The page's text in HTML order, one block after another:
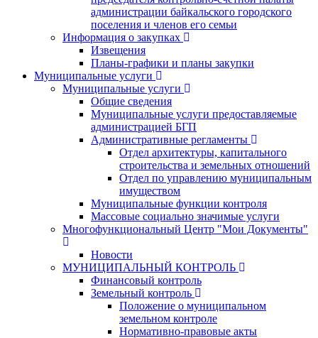
администрации байкальского городского
поселения и членов его семьи
Информация о закупках
Извещения
Планы-графики и планы закупки
Муниципальные услуги
Муниципальные услуги
Общие сведения
Муниципальные услуги предоставляемые
администрацией БГП
Административные регламенты
Отдел архитектуры, капитального
строительства и земельных отношений
Отдел по управлению муниципальным
имуществом
Муниципальные функции контроля
Массовые социально значимые услуги
Многофункциональный Центр "Мои Документы"
Новости
МУНИЦИПАЛЬНЫЙ КОНТРОЛЬ
Финансовый контроль
Земельный контроль
Положение о муниципальном
земельном контроле
Нормативно-правовые акты